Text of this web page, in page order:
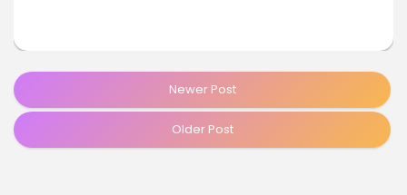
Newer Post
Older Post